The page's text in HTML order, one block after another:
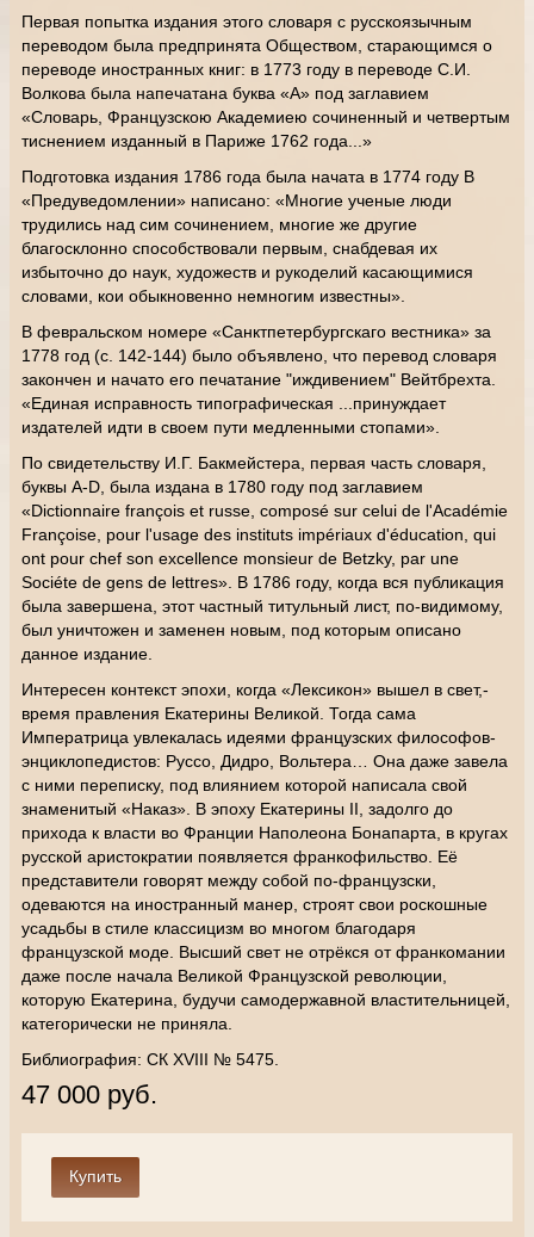
Первая попытка издания этого словаря с русскоязычным
переводом была предпринята Обществом, старающимся о
переводе иностранных книг: в 1773 году в переводе С.И.
Волкова была напечатана буква «А» под заглавием
«Словарь, Французскою Академиею сочиненный и четвертым
тиснением изданный в Париже 1762 года...»
Подготовка издания 1786 года была начата в 1774 году В
«Предуведомлении» написано: «Многие ученые люди
трудились над сим сочинением, многие же другие
благосклонно способствовали первым, снабдевая их
избыточно до наук, художеств и рукоделий касающимися
словами, кои обыкновенно немногим известны».
В февральском номере «Санктпетербургскаго вестника» за
1778 год (с. 142-144) было объявлено, что перевод словаря
закончен и начато его печатание "иждивением" Вейтбрехта.
«Единая исправность типографическая ...принуждает
издателей идти в своем пути медленными стопами».
По свидетельству И.Г. Бакмейстера, первая часть словаря,
буквы A-D, была издана в 1780 году под заглавием
«Dictionnaire françois et russe, composé sur celui de l'Académie
Françoise, pour l'usage des instituts impériaux d'éducation, qui
ont pour chef son excellence monsieur de Betzky, par une
Sociéte de gens de lettres». В 1786 году, когда вся публикация
была завершена, этот частный титульный лист, по-видимому,
был уничтожен и заменен новым, под которым описано
данное издание.
Интересен контекст эпохи, когда «Лексикон» вышел в свет,-
время правления Екатерины Великой. Тогда сама
Императрица увлекалась идеями французских философов-
энциклопедистов: Руссо, Дидро, Вольтера… Она даже завела
с ними переписку, под влиянием которой написала свой
знаменитый «Наказ». В эпоху Екатерины II, задолго до
прихода к власти во Франции Наполеона Бонапарта, в кругах
русской аристократии появляется франкофильство. Её
представители говорят между собой по-французски,
одеваются на иностранный манер, строят свои роскошные
усадьбы в стиле классицизм во многом благодаря
французской моде. Высший свет не отрёкся от франкомании
даже после начала Великой Французской революции,
которую Екатерина, будучи самодержавной властительницей,
категорически не приняла.
Библиография: СК XVIII № 5475.
47 000 руб.